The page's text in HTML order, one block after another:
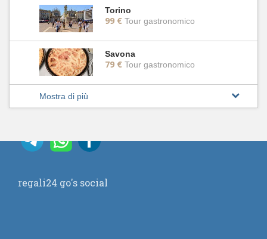
Torino
99 € Tour gastronomico
Savona
79 € Tour gastronomico
Mostra di più
regali24 go's social